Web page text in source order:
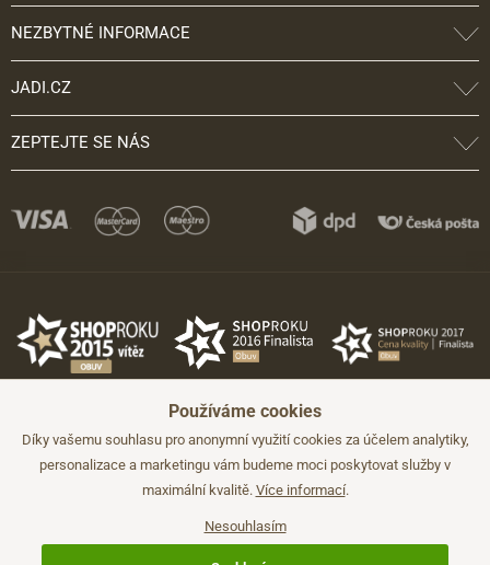
NEZBYTNÉ INFORMACE
JADI.CZ
ZEPTEJTE SE NÁS
©2026 JADI.cz. Užití materiálů bez souhlasu není možné.
Používáme cookies
Díky vašemu souhlasu pro anonymní využití cookies za účelem analytiky,
personalizace a marketingu vám budeme moci poskytovat služby v
maximální kvalitě. Více informací.
Nesouhlasím